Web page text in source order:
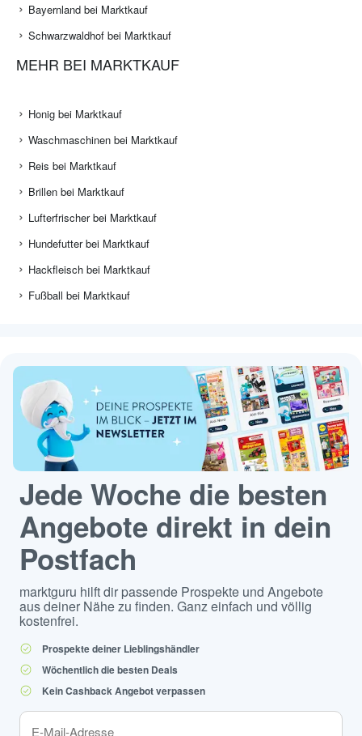
Bayernland bei Marktkauf
Schwarzwaldhof bei Marktkauf
MEHR BEI MARKTKAUF
Honig bei Marktkauf
Waschmaschinen bei Marktkauf
Reis bei Marktkauf
Brillen bei Marktkauf
Lufterfrischer bei Marktkauf
Hundefutter bei Marktkauf
Hackfleisch bei Marktkauf
Fußball bei Marktkauf
Jede Woche die besten
Angebote direkt in dein
Postfach
marktguru hilft dir passende Prospekte und Angebote
aus deiner Nähe zu finden. Ganz einfach und völlig
kostenfrei.
Prospekte deiner Lieblingshändler
Wöchentlich die besten Deals
Kein Cashback Angebot verpassen